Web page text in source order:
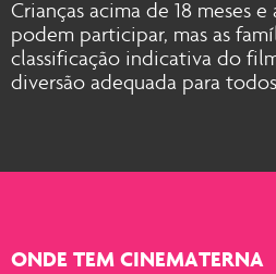
Crianças acima de 18 meses
podem participar, mas as
classificação indicativa do
diversão adequada para
ONDE TEM CINEMATERNA